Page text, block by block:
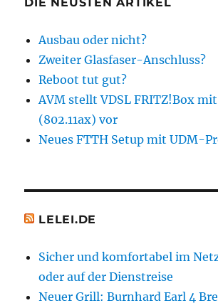
Ausbau oder nicht?
Zweiter Glasfaser-Anschluss?
Reboot tut gut?
AVM stellt VDSL FRITZ!Box
(802.11ax) vor
Neues FTTH Setup mit UDM-
LELEI.DE
Sicher und komfortabel im
oder auf der Dienstreise
Neuer Grill: Burnhard Earl 4